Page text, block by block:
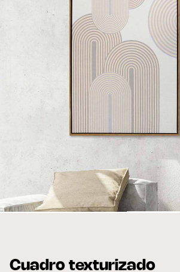
Cuadro texturizado